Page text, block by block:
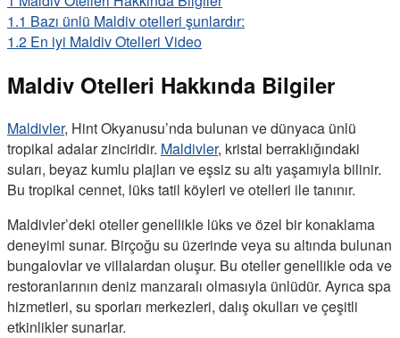
1.1 Bazı ünlü Maldiv otelleri şunlardır:
1.2 En iyi Maldiv Otelleri Video
Maldiv Otelleri Hakkında Bilgiler
Maldivler, Hint Okyanusu’nda bulunan ve dünyaca ünlü
tropikal adalar zinciridir. Maldivler, kristal berraklığındaki
suları, beyaz kumlu plajları ve eşsiz su altı yaşamıyla bilinir.
Bu tropikal cennet, lüks tatil köyleri ve otelleri ile tanınır.
Maldivler’deki oteller genellikle lüks ve özel bir konaklama
deneyimi sunar. Birçoğu su üzerinde veya su altında bulunan
bungalovlar ve villalardan oluşur. Bu oteller genellikle oda ve
restoranlarının deniz manzaralı olmasıyla ünlüdür. Ayrıca spa
hizmetleri, su sporları merkezleri, dalış okulları ve çeşitli
etkinlikler sunarlar.